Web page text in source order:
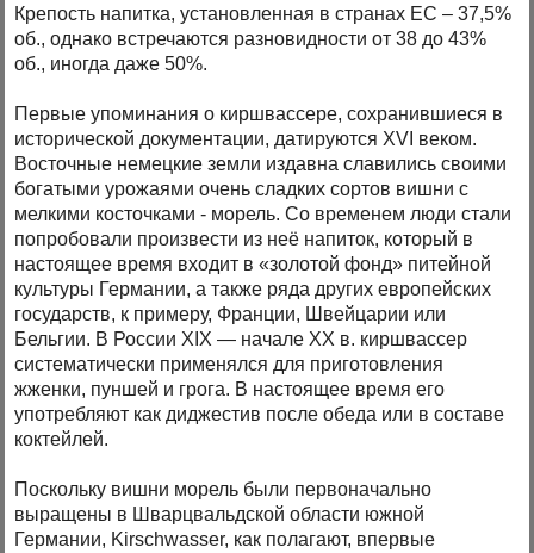
Крепость напитка, установленная в странах ЕС – 37,5%
об., однако встречаются разновидности от 38 до 43%
об., иногда даже 50%.
Первые упоминания о киршвассере, сохранившиеся в
исторической документации, датируются XVI веком.
Восточные немецкие земли издавна славились своими
богатыми урожаями очень сладких сортов вишни с
мелкими косточками - морель. Со временем люди стали
попробовали произвести из неё напиток, который в
настоящее время входит в «золотой фонд» питейной
культуры Германии, а также ряда других европейских
государств, к примеру, Франции, Швейцарии или
Бельгии. В России XIX — начале XX в. киршвассер
систематически применялся для приготовления
жженки, пуншей и грога. В настоящее время его
употребляют как диджестив после обеда или в составе
коктейлей.
Поскольку вишни морель были первоначально
выращены в Шварцвальдской области южной
Германии, Kirschwasser, как полагают, впервые